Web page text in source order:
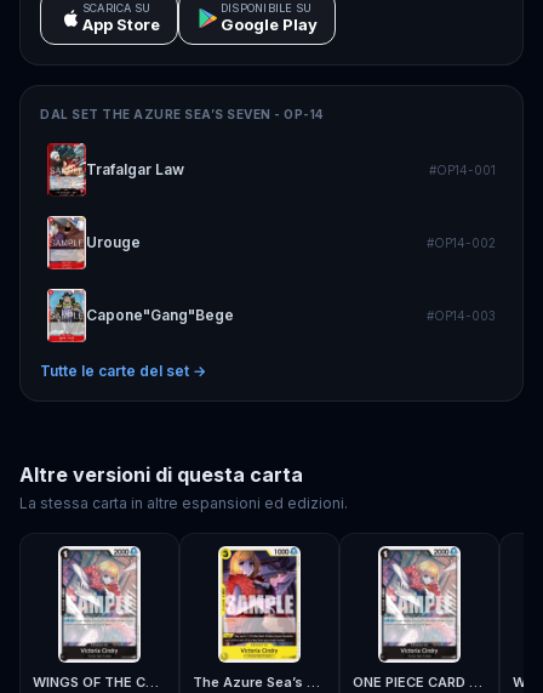
SCARICA SU
App Store
DISPONIBILE SU
Google Play
DAL SET THE AZURE SEA’S SEVEN - OP-14
Trafalgar Law #OP14-001
Urouge #OP14-002
Capone"Gang"Bege #OP14-003
Tutte le carte del set →
Altre versioni di questa carta
La stessa carta in altre espansioni ed edizioni.
WINGS OF THE CAPTAIN - OP-06 The Azure Sea’s Seven - OP-14 ONE PIECE CARD THE BEST - PRB-01